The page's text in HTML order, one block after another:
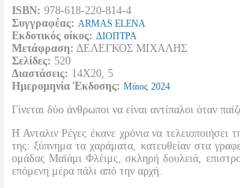
ISBN: 978-618-220-814-4
Συγγραφέας: ARMAS ELENA
Εκδοτικός οίκος: ΔΙΟΠΤΡΑ
Μετάφραση: ΔΕΛΕΓΚΟΣ ΜΙΧΑΛΗΣ
Σελίδες: 520
Διαστάσεις: 14Χ20, 5
Ημερομηνία Έκδοσης: Μάιος 2024
Γίνεται δύο άνθρωποι να είναι αντίπαλοι όταν
Η Ανταλιν Ρέγες έκανε χρόνια να τελειοποιήσει
της: ξύπνημα τα χαράματα, κατευθείαν στα
ομάδας Μαϊάμι Φλέιμς, σκληρή δουλειά,
επόμενη μέρα πάλι από την αρχή.